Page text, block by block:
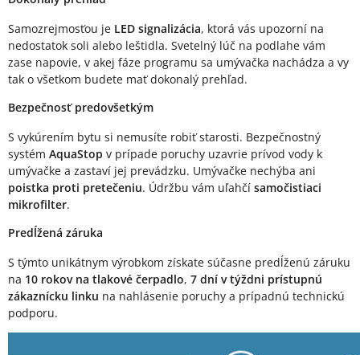
Samozrejmosťou je LED signalizácia, ktorá vás upozorní na
nedostatok soli alebo leštidla. Svetelný lúč na podlahe vám
zase napovie, v akej fáze programu sa umývačka nachádza a vy
tak o všetkom budete mať dokonalý prehľad.
Bezpečnosť predovšetkým
S vykúrením bytu si nemusíte robiť starosti. Bezpečnostný
systém AquaStop v prípade poruchy uzavrie prívod vody k
umývačke a zastaví jej prevádzku. Umývačke nechýba ani
poistka proti pretečeniu. Údržbu vám uľahčí samočistiaci
mikrofilter.
Predĺžená záruka
S týmto unikátnym výrobkom získate súčasne predĺženú záruku
na 10 rokov na tlakové čerpadlo, 7 dní v týždni prístupnú
zákaznícku linku na nahlásenie poruchy a prípadnú technickú
podporu.